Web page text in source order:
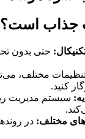
است؟
حتی بدون تحلیل
مختلف،
مدیریت
مختلف:در روندها و